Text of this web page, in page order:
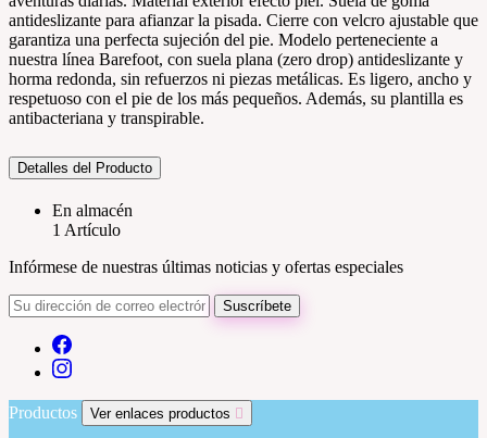
antideslizante para afianzar la pisada. Cierre con velcro ajustable que
garantiza una perfecta sujeción del pie. Modelo perteneciente a
nuestra línea Barefoot, con suela plana (zero drop) antideslizante y
horma redonda, sin refuerzos ni piezas metálicas. Es ligero, ancho y
respetuoso con el pie de los más pequeños. Además, su plantilla es
antibacteriana y transpirable.
Detalles del Producto
En almacén
1 Artículo
Infórmese de nuestras últimas noticias y ofertas especiales
Productos Ver enlaces productos 